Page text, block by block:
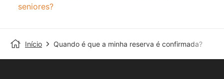
seniores?
Início Quando é que a minha reserva é confirmada?